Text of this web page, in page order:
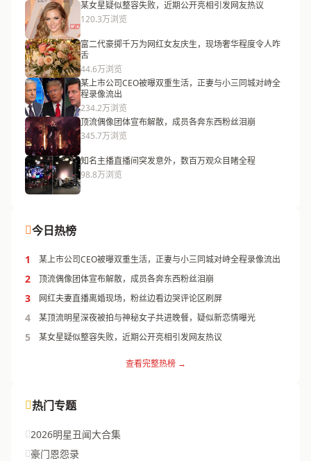
某女星疑似整容失败，近期公开亮相引发网友热议
120.3万浏览
富二代豪掷千万为网红女友庆生，现场奢华程度令人咋
舌
44.6万浏览
某上市公司CEO被曝双重生活，正妻与小三同城对峙全
程录像流出
234.2万浏览
顶流偶像团体宣布解散，成员各奔东西粉丝泪崩
345.7万浏览
知名主播直播间突发意外，数百万观众目睹全程
98.8万浏览
今日热榜
1 某上市公司CEO被曝双重生活，正妻与小三同城对峙全程录像流出
2 顶流偶像团体宣布解散，成员各奔东西粉丝泪崩
3 网红夫妻直播离婚现场，粉丝边看边哭评论区刷屏
4 某顶流明星深夜被拍与神秘女子共进晚餐，疑似新恋情曝光
5 某女星疑似整容失败，近期公开亮相引发网友热议
查看完整热榜 →
热门专题
2026明星丑闻大合集
豪门恩怨录